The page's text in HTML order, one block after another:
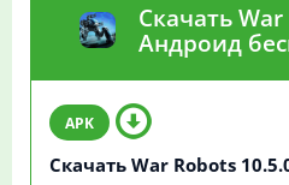
Скачать
Андроид
Скачать War Robots